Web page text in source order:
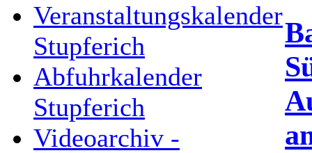
Veranstaltungskalender
Stupferich
Abfuhrkalender
Stupferich
Videoarchiv -